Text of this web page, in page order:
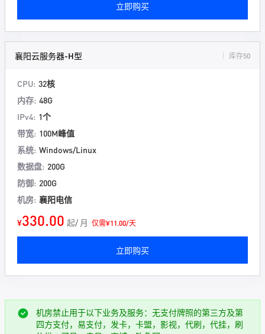
立即购买
襄阳云服务器-H型 库存50
CPU: 32核
内存: 48G
IPv4: 1个
带宽: 100M峰值
系统: Windows/Linux
数据盘: 200G
防御: 200G
机房: 襄阳电信
¥330.00 起/ 月 仅需¥11.00/天
立即购买
机房禁止用于以下业务及服务：无支付牌照的第三方及第
四方支付，易支付，发卡，卡盟，影视，代刷，代挂，刷